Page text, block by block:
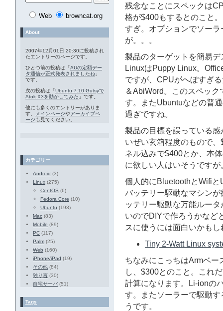
残念なことにスペックは
格が$400もするとのこと
すぎ。オプションでソー
が。。。
製品のターゲットを簡易
LinuxはPuppy Linux。
ですが、CPUがへぼすぎ
＆AbiWord。このスペッ
す。またUbuntuなどの普
過ぎですね。
製品の目標を誤っている
いぜい玄箱程度のもので
ネル込みで$400とか、本
に欲しい人はいそうですが
個人的にBluetoothとWifi
バッテリー駆動なマシン
ッテリー駆動な万能ルー
いのでDIYで作ろうかなど
スに使うには面白いかもし
Tiny 2-Watt Linux
ちなみにこっちはArmベ
し、$300とのこと。これ
計算になります。Li-ionの
す。またソーラーで駆動
うです。
Web browncat.org
About
2007年12月01日 20:30に投稿され
たエントリーのページです。
ひとつ前の投稿は「AUの定額デー
タ通信が正式発表されましたね 」
です。
次の投稿は「Ubuntu 7.10 Gutsyで
Atok X3を動かしてみた 」です。
他にも多くのエントリーがありま
す。
メインページやアーカイブペ
ージ も見てください。
カテゴリー
Android (3)
Linux (275)
CentOS (6)
Fedora Core (10)
Ubuntu (193)
Mac (83)
Mobile (89)
PC (117)
Palm (25)
Web (160)
iPhone/iPad (19)
その他 (84)
独り言 (30)
自宅サーバ (51)
Tags